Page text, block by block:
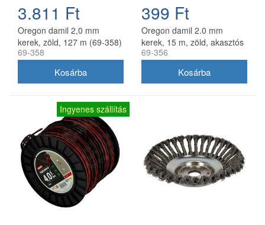
3.811 Ft
Oregon damil 2,0 mm
kerek, zöld, 127 m (69-358)
69-358
399 Ft
Oregon damil 2.0 mm
kerek, 15 m, zöld, akasztós
kiszerelés
69-356
Ingyenes szállítás